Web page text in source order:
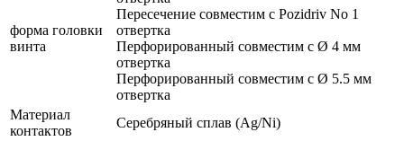
форма головки
винта
Пересечение совместим с Pozidriv No 1
отвертка
Перфорированный совместим с Ø 4 мм
отвертка
Перфорированный совместим с Ø 5.5 мм
отвертка
Материал
контактов
Серебряный сплав (Ag/Ni)